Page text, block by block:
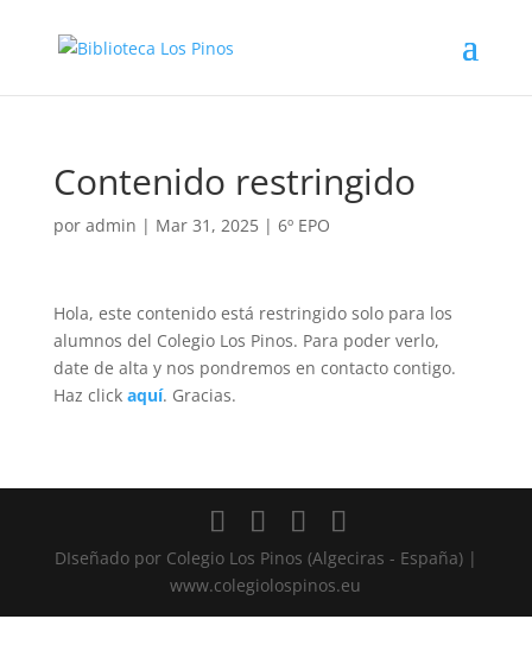
Contenido restringido
por admin | Mar 31, 2025| 6º EPO
Hola, este contenido está restringido solo para los
alumnos del Colegio Los Pinos. Para poder verlo,
date de alta y nos pondremos en contacto contigo.
Haz click aquí. Gracias.
DIseñado por Colegio Los Pinos (Algeciras - España) |
www.colegiolospinos.eu